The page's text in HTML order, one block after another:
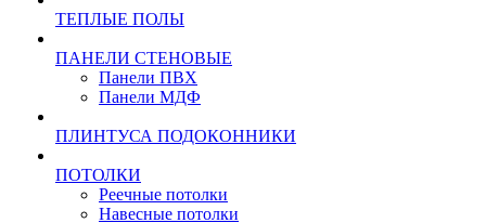
ТЕПЛЫЕ ПОЛЫ
ПАНЕЛИ СТЕНОВЫЕ
Панели ПВХ
Панели МДФ
ПЛИНТУСА ПОДОКОННИКИ
ПОТОЛКИ
Реечные потолки
Навесные потолки